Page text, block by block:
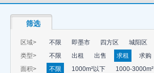
筛选
区域> 不限 即墨市 四方区 城阳区
类型>
不限 出租 出售 求租
求购
面积>
不限 1000m²以下 1000-3000m²